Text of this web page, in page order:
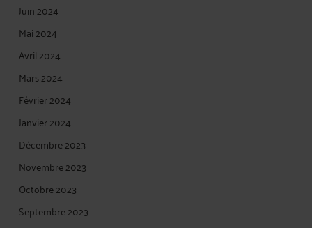
Juin 2024
Mai 2024
Avril 2024
Mars 2024
Février 2024
Janvier 2024
Décembre 2023
Novembre 2023
Octobre 2023
Septembre 2023